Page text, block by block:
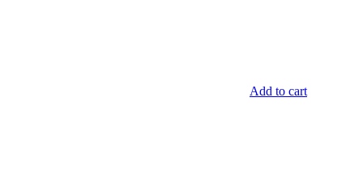
Add to cart